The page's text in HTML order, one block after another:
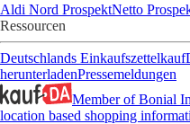
Aldi Nord ProspektNetto
Ressourcen
Deutschlands Einkaufszettel
herunterladenPressemeldungen
Member of Bonial
location based shopping